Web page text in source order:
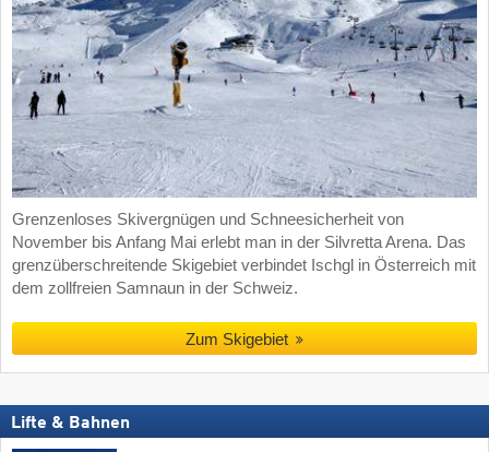
Grenzenloses Skivergnügen und Schneesicherheit von
November bis Anfang Mai erlebt man in der Silvretta Arena. Das
grenzüberschreitende Skigebiet verbindet Ischgl in Österreich mit
dem zollfreien Samnaun in der Schweiz.
Zum Skigebiet
Lifte & Bahnen